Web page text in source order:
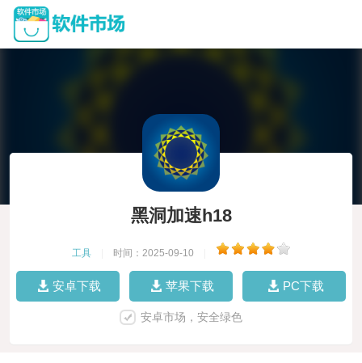
黑洞加速h18
工具 时间：2025-09-10
安卓下载 苹果下载 PC下载
安卓市场，安全绿色